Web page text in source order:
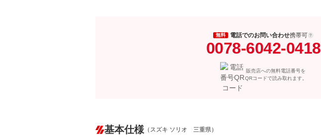
無料 電話でのお問い合わせ携帯可
0078-6042-0418
販売店への無料電話番号を
QRコードで読み取れます。
基本仕様 （スズキ ソリオ 三重県）